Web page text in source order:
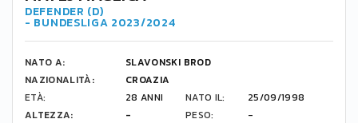
DEFENDER (D)
- BUNDESLIGA 2023/2024
NATO A:
SLAVONSKI BROD
NAZIONALITÀ:
CROAZIA
ETÀ:
28 ANNI NATO IL:
25/09/1998
ALTEZZA:
- PESO: -